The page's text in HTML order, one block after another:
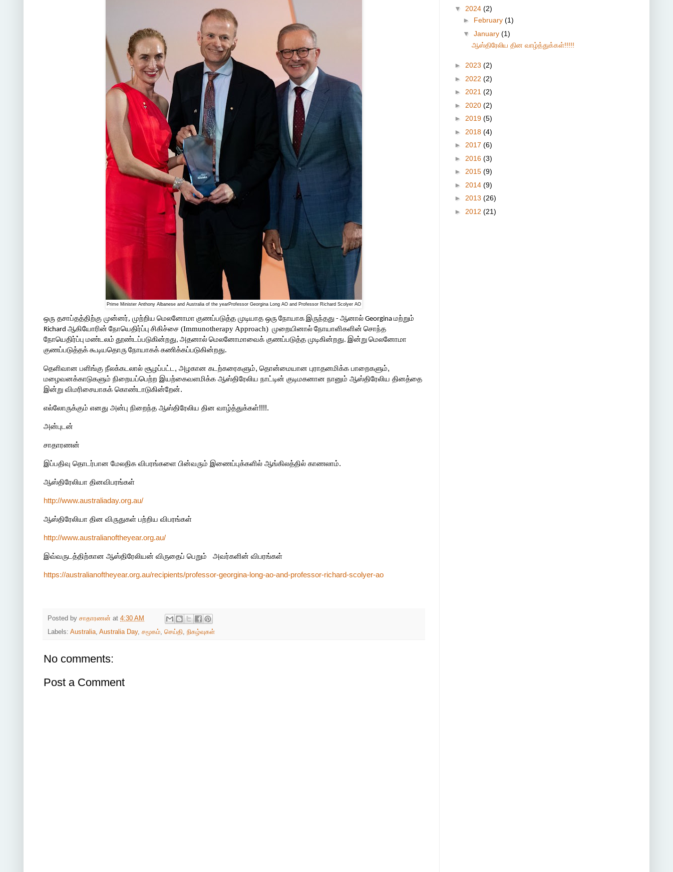
Prime Minister Anthony Albanese and Australia of the yearProfessor Georgina Long AO and Professor Richard Scolyer AO
ஒரு தசாப்தத்திற்கு முன்னர், முற்றிய மெலனோமா குணப்படுத்த முடியாத ஒருநோயாகஇருந்தது - ஆனால் Georgina மற்றும்
Richard ஆகியோரின் நோயெதிர்ப்பு சிகிச்சை (Immunotherapy Approach) முறையினால்நோயாளிகளின் சொந்த
நோயெதிர்ப்பு மண்டலம் தூண்டப்படுகின்றது, அதனால்மெலனோமாவைக் குணப்படுத்த முடிகின்றது. இன்றுமெலனோமா
குணப்படுத்தக்கூடியதொருநோயாகக்கணிக்கப்படுகின்றது.
தெளிவான பளிங்கு நீலக்கடலால் சூழப்பட்ட, அழகான கடற்கரைகளும், தொன்மையான புராதனமிக்க பாறைகளும்,
மழைவனக்காடுகளும் நிறையப்பெற்ற இயற்கைவளமிக்க ஆஸ்திரேலிய நாட்டின் குடிமகனான நானும் ஆஸ்திரேலிய தினத்தை
இன்று விமரிசையாகக் கொண்டாடுகின்றேன்.
எல்லோருக்கும் எனது அன்பு நிறைந்த ஆஸ்திரேலிய தின வாழ்த்துக்கள்!!!!.
அன்புடன்
சாதாரணன்
இப்பதிவு தொடர்பான மேலதிக விபரங்களை பின்வரும் இணைப்புக்களில் ஆங்கிலத்தில் காணலாம்.
ஆஸ்திரேலியா தினவிபரங்கள்
http://www.australiaday.org.au/
ஆஸ்திரேலியா தின விருதுகள் பற்றிய விபரங்கள்
http://www.australianoftheyear.org.au/
இவ்வருடத்திற்கான ஆஸ்திரேலியன் விருதைப் பெறும் அவர்களின் விபரங்கள்
https://australianoftheyear.org.au/recipients/professor-georgina-long-ao-and-professor-richard-scolyer-ao
Posted by சாதாரணன் at 4:30 AM
Labels: Australia, Australia Day, சமூகம், செய்தி, நிகழ்வுகள்
No comments:
Post a Comment
▼ 2024 (2)
► February (1)
▼ January (1)
ஆஸ்திரேலிய தின வாழ்த்துக்கள்!!!!!
► 2023 (2)
► 2022 (2)
► 2021 (2)
► 2020 (2)
► 2019 (5)
► 2018 (4)
► 2017 (6)
► 2016 (3)
► 2015 (9)
► 2014 (9)
► 2013 (26)
► 2012 (21)